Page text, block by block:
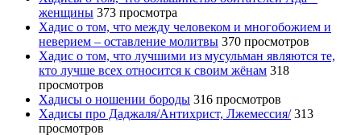
женщины 373 просмотра
Хадис о том, что между человеком и многобожием и
неверием – оставление молитвы 370 просмотров
Хадис о том, что лучшими из мусульман являются те,
кто лучше всех относится к своим жёнам 318
просмотров
Хадисы о ношении бороды 316 просмотров
Хадисы про Даджаля/Антихрист, Лжемессия/ 313
просмотров